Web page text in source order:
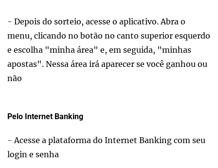
- Depois do sorteio, acesse o aplicativo. Abra o
menu, clicando no botão no canto superior esquerdo
e escolha "minha área" e, em seguida, "minhas
apostas". Nessa área irá aparecer se você ganhou ou
não
Pelo Internet Banking
- Acesse a plataforma do Internet Banking com seu
login e senha